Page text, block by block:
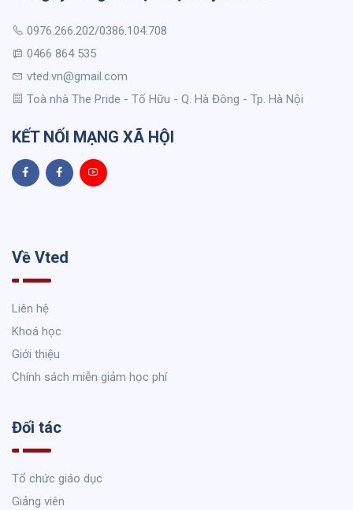
0976.266.202/0386.104.708
0466 864 535
vted.vn@gmail.com
Toà nhà The Pride - Tố Hữu - Q. Hà Đông - Tp. Hà Nội
KẾT NỐI MẠNG XÃ HỘI
Về Vted
Liên hệ
Khoá học
Giới thiệu
Chính sách miễn giảm học phí
Đối tác
Tổ chức giáo dục
Giảng viên